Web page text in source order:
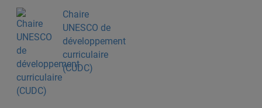
Chaire
UNESCO de
développement
curriculaire
(CUDC)